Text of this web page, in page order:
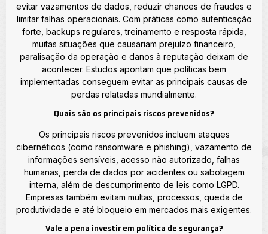
evitar vazamentos de dados, reduzir chances de fraudes e
limitar falhas operacionais. Com práticas como autenticação
forte, backups regulares, treinamento e resposta rápida,
muitas situações que causariam prejuízo financeiro,
paralisação da operação e danos à reputação deixam de
acontecer. Estudos apontam que políticas bem
implementadas conseguem evitar as principais causas de
perdas relatadas mundialmente.
Quais são os principais riscos prevenidos?
Os principais riscos prevenidos incluem ataques
cibernéticos (como ransomware e phishing), vazamento de
informações sensíveis, acesso não autorizado, falhas
humanas, perda de dados por acidentes ou sabotagem
interna, além de descumprimento de leis como LGPD.
Empresas também evitam multas, processos, queda de
produtividade e até bloqueio em mercados mais exigentes.
Vale a pena investir em política de segurança?